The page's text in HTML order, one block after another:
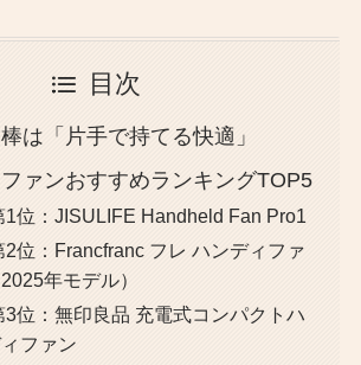
目次
は「片手で持てる快適」
ァンおすすめランキングTOP5
1位：JISULIFE Handheld Fan Pro1
2位：Francfranc フレ ハンディファ
年モデル）
3位：無印良品 充電式コンパクトハ
ファン